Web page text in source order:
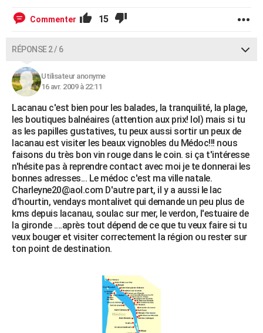
Commenter 15
RÉPONSE 2 / 6
Utilisateur anonyme
16 avr. 2009 à 22:11
Lacanau c'est bien pour les balades, la tranquilité, la plage,
les boutiques balnéaires (attention aux prix! lol) mais si tu
as les papilles gustatives, tu peux aussi sortir un peux de
lacanau est visiter les beaux vignobles du Médoc!!! nous
faisons du très bon vin rouge dans le coin. si ça t'intéresse
n'hésite pas à reprendre contact avec moi je te donnerai les
bonnes adresses... Le médoc c'est ma ville natale.
Charleyne20@aol.com D'autre part, il y a aussi le lac
d'hourtin, vendays montalivet qui demande un peu plus de
kms depuis lacanau, soulac sur mer, le verdon, l'estuaire de
la gironde ....après tout dépend de ce que tu veux faire si tu
veux bouger et visiter correctement la région ou rester sur
ton point de destination.